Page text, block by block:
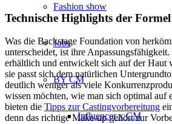
Fashion show
Jobs
BY CM
Influencer x CM
Technische Highlights der Formel
Was die Backstage Foundation von
unterscheidet, ist ihre
erhältlich und entwickelt sich auf der Haut
sie passt sich dem natürlichen
deutlich weniger als viele
wissen möchten, wie man sich optimal auf
bieten die Tipps zur Castingvorbereitung
denn das richtige Make-up gehört zur